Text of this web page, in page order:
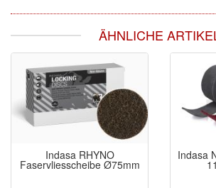
ÄHNLICHE
Indasa RHYNO
Faservliesscheibe Ø75mm
Indasa